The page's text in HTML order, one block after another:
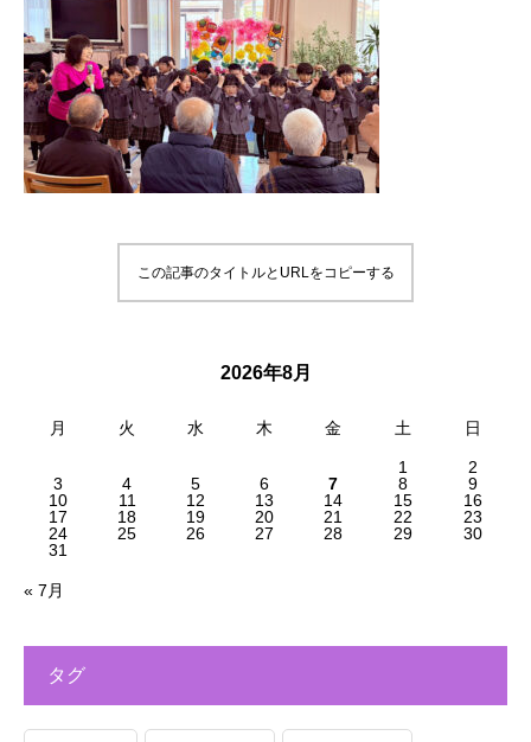
この記事のタイトルとURLをコピーする
2026年8月
月 火 水 木 金 土 日
1
2
3
4 5 6 7 8
9
10
11 12 13 14 15
16
17
18 19 20 21 22
23
24
25 26 27 28 29
30
31
« 7月
タグ